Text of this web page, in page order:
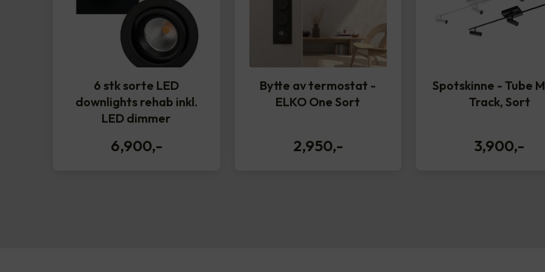
6 stk sorte LED
downlights rehab inkl.
LED dimmer
6,900,-
Bytte av termostat -
ELKO One Sort
2,950,-
Spotskinne - Tube
Track, Sort
3,900,-